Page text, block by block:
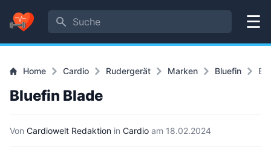
Suche
Menü
Home Cardio Rudergerät Marken Bluefin
Bluefin Blade
Von Cardiowelt Redaktion in Cardio am 18.02.2024